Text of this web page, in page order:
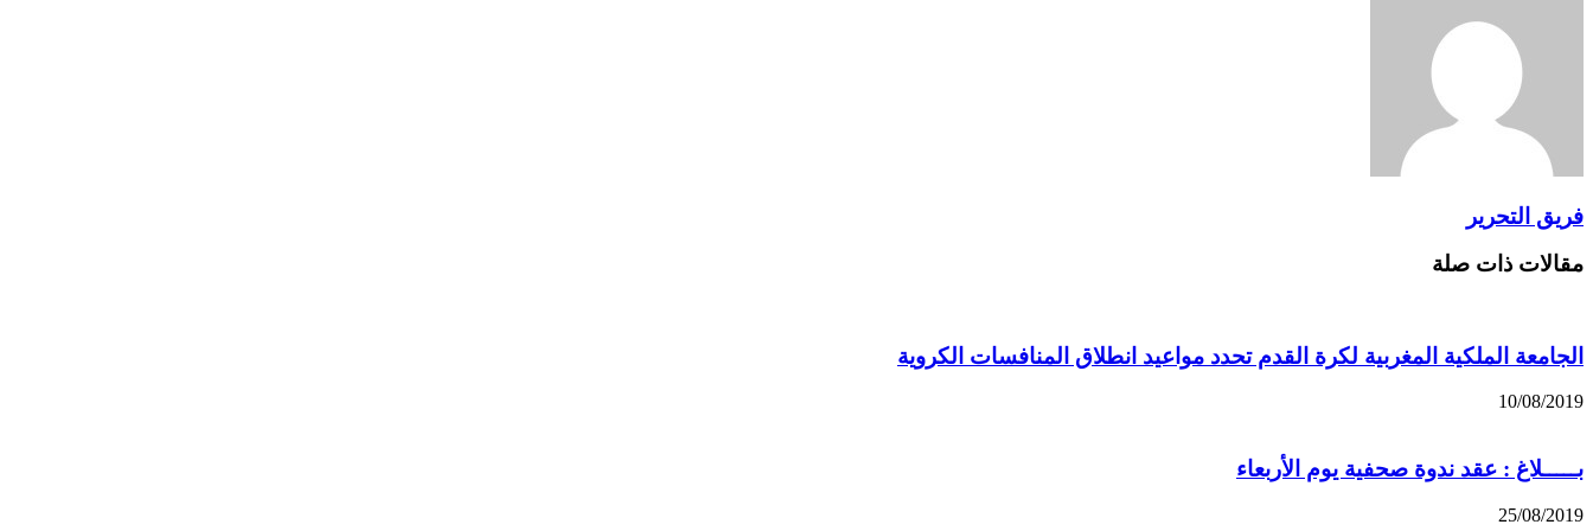
فريق التحرير
مقالات ذات صلة
الجامعة الملكية المغربية لكرة القدم تحدد مواعيد انطلاق المنافسات الكروية
10/08/2019
بـــــلاغ : عقد ندوة صحفية يوم الأربعاء
25/08/2019